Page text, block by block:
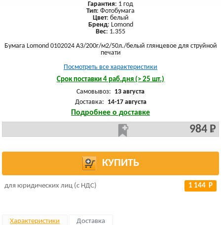
Гарантия: 1 год
Тип: Фотобумага
Цвет: белый
Бренд: Lomond
Вес: 1.355
Бумага Lomond 0102024 A3/200г/м2/50л./белый глянцевое для струйной
печати
Посмотреть все характеристики
Срок поставки 4 раб.дня (> 25 шт.)
Самовывоз: 13 августа
Доставка: 14-17 августа
Подробнее о доставке
984 Р
КУПИТЬ
для юридических лиц (с НДС) 1 144 Р
Характеристики Доставка